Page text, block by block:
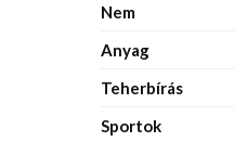
Nem
Anyag
Teherbírás
Sportok